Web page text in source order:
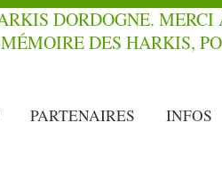
PARTENAIRES INFOS